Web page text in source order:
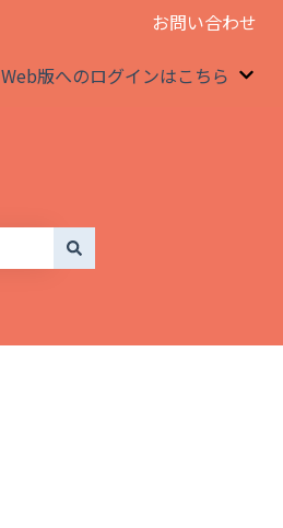
お問い合わせ
Web版へのログインはこちら